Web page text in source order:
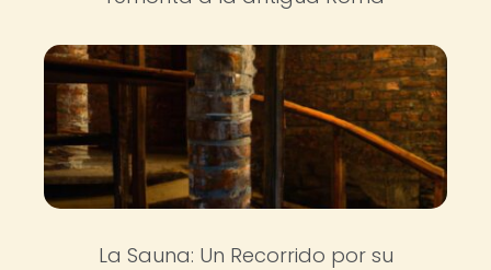
La Sauna: Un Recorrido por su